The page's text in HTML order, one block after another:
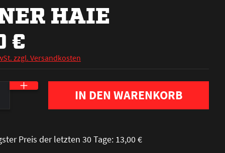
HAIE
€
zzgl. Versandkosten
Gib den gewünschten Wert ein oder
IN DEN WARENKORB
Preis der letzten 30 Tage: 13,00 €